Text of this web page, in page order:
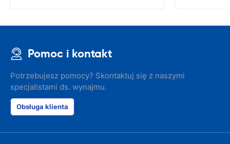
Pomoc i kontakt
Potrzebujesz pomocy? Skontaktuj się z naszymi
specjalistami ds. wynajmu.
Obsługa klienta